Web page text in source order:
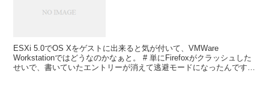
ESXi 5.0でOS Xをゲストに出来ると気が付いて、VMWare
Workstationではどうなのかなぁと。 # 単にFirefoxがクラッシュした
せいで、書いていたエントリーが消えて逃避モードになったんですけ